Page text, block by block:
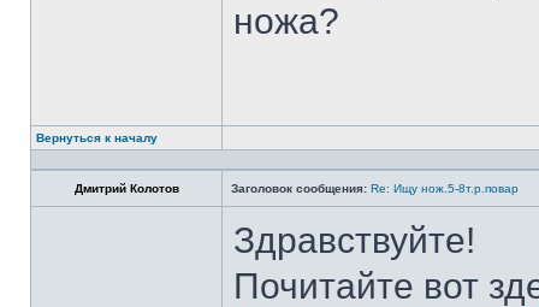
ножа?
Вернуться к началу
Дмитрий Колотов Заголовок сообщения: Re: Ищу нож.5-8т.р.повар
Здравствуйте!
Почитайте вот